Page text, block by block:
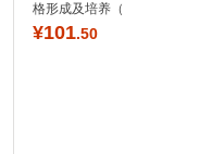
格形成及培养（
¥101.50